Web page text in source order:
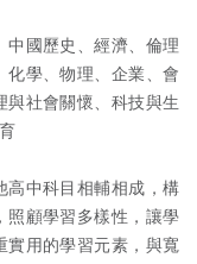
中國歷史、經濟、倫理
化學、物理、企業、會
與社會關懷、科技與生
高中科目相輔相成，構
照顧學習多樣性，讓學
實用的學習元素，與寬